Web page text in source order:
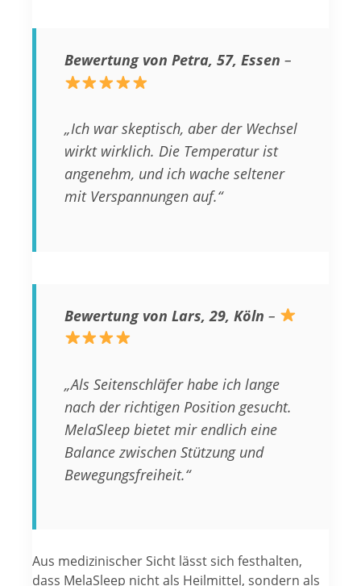
Bewertung von Petra, 57, Essen –
„Ich war skeptisch, aber der Wechsel
wirkt wirklich. Die Temperatur ist
angenehm, und ich wache seltener
mit Verspannungen auf.“
Bewertung von Lars, 29, Köln –
„Als Seitenschläfer habe ich lange
nach der richtigen Position gesucht.
MelaSleep bietet mir endlich eine
Balance zwischen Stützung und
Bewegungsfreiheit.“
Aus medizinischer Sicht lässt sich festhalten,
dass MelaSleep nicht als Heilmittel, sondern als